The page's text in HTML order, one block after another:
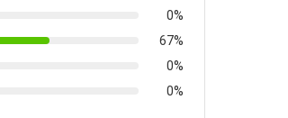
0%
67%
0%
0%